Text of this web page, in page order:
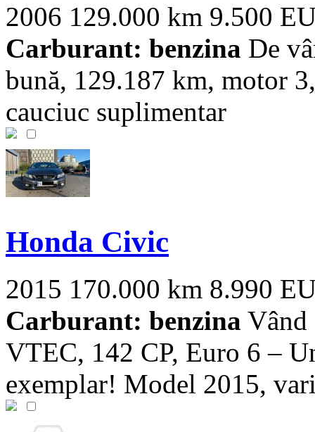
2006 129.000 km 9.500
Carburant: benzina De
bună, 129.187 km, motor
cauciuc suplimentar
Honda Civic
2015 170.000 km 8.990
Carburant: benzina Vând
VTEC, 142 CP, Euro 6 –
exemplar! Model 2015,